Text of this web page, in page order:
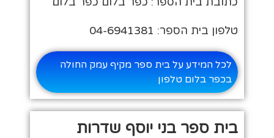
טלפון בית הספר: 04-6941381
לכל המידע על בית ספר מקיף עמק החולה
בכפר בלום טלפון
בית ספר בני יוסף שדרות